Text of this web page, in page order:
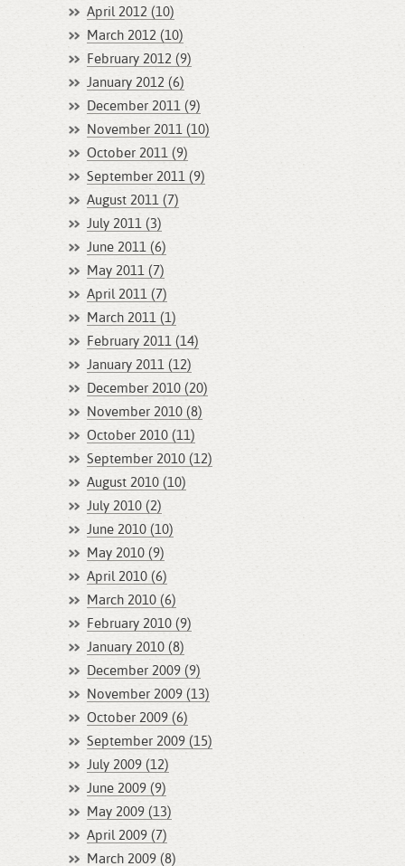
April 2012 (10)
March 2012 (10)
February 2012 (9)
January 2012 (6)
December 2011 (9)
November 2011 (10)
October 2011 (9)
September 2011 (9)
August 2011 (7)
July 2011 (3)
June 2011 (6)
May 2011 (7)
April 2011 (7)
March 2011 (1)
February 2011 (14)
January 2011 (12)
December 2010 (20)
November 2010 (8)
October 2010 (11)
September 2010 (12)
August 2010 (10)
July 2010 (2)
June 2010 (10)
May 2010 (9)
April 2010 (6)
March 2010 (6)
February 2010 (9)
January 2010 (8)
December 2009 (9)
November 2009 (13)
October 2009 (6)
September 2009 (15)
July 2009 (12)
June 2009 (9)
May 2009 (13)
April 2009 (7)
March 2009 (8)